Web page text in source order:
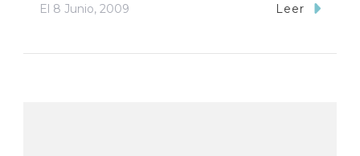
El 8 Junio, 2009 Leer